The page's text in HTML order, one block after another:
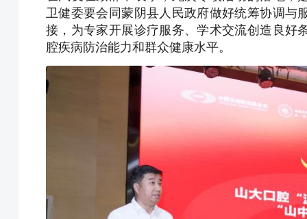
卫健委要会同蒙阴县人民政府做好统筹协调与
接，为专家开展诊疗服务、学术交流创造良好
腔疾病防治能力和群众健康水平。